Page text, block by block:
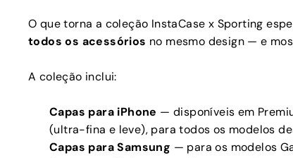
O que torna a coleção InstaCase x Sporting
todos os acessórios no mesmo design — e
A coleção inclui:
Capas para iPhone — disponíveis em
(ultra-fina e leve), para todos os modelos
Capas para Samsung — para os modelos